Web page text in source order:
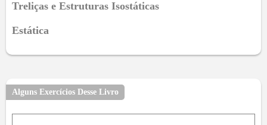
Treliças e Estruturas Isostáticas
Estática
Alguns Exercícios Desse Livro